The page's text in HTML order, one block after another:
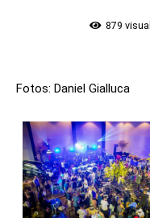
879
Fotos: Daniel Gialluca